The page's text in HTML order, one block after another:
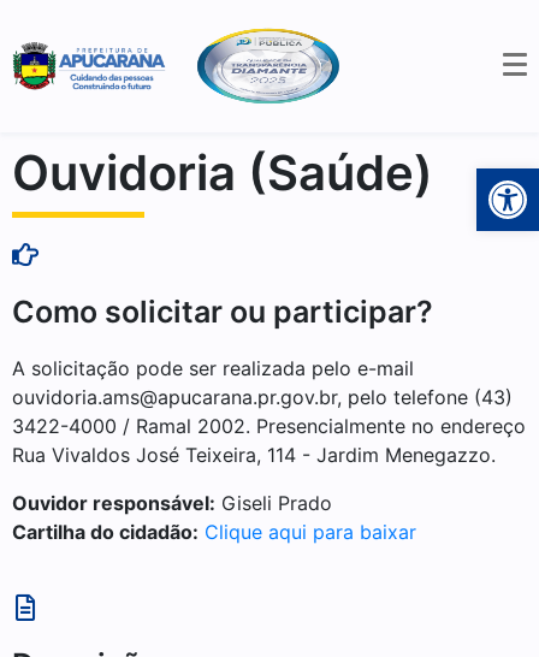
Ouvidoria (Saúde)
Como solicitar ou participar?
A solicitação pode ser realizada pelo e-mail
ouvidoria.ams@apucarana.pr.gov.br, pelo telefone (43)
3422-4000 / Ramal 2002. Presencialmente no endereço
Rua Vivaldos José Teixeira, 114 - Jardim Menegazzo.
Ouvidor responsável: Giseli Prado
Cartilha do cidadão: Clique aqui para baixar